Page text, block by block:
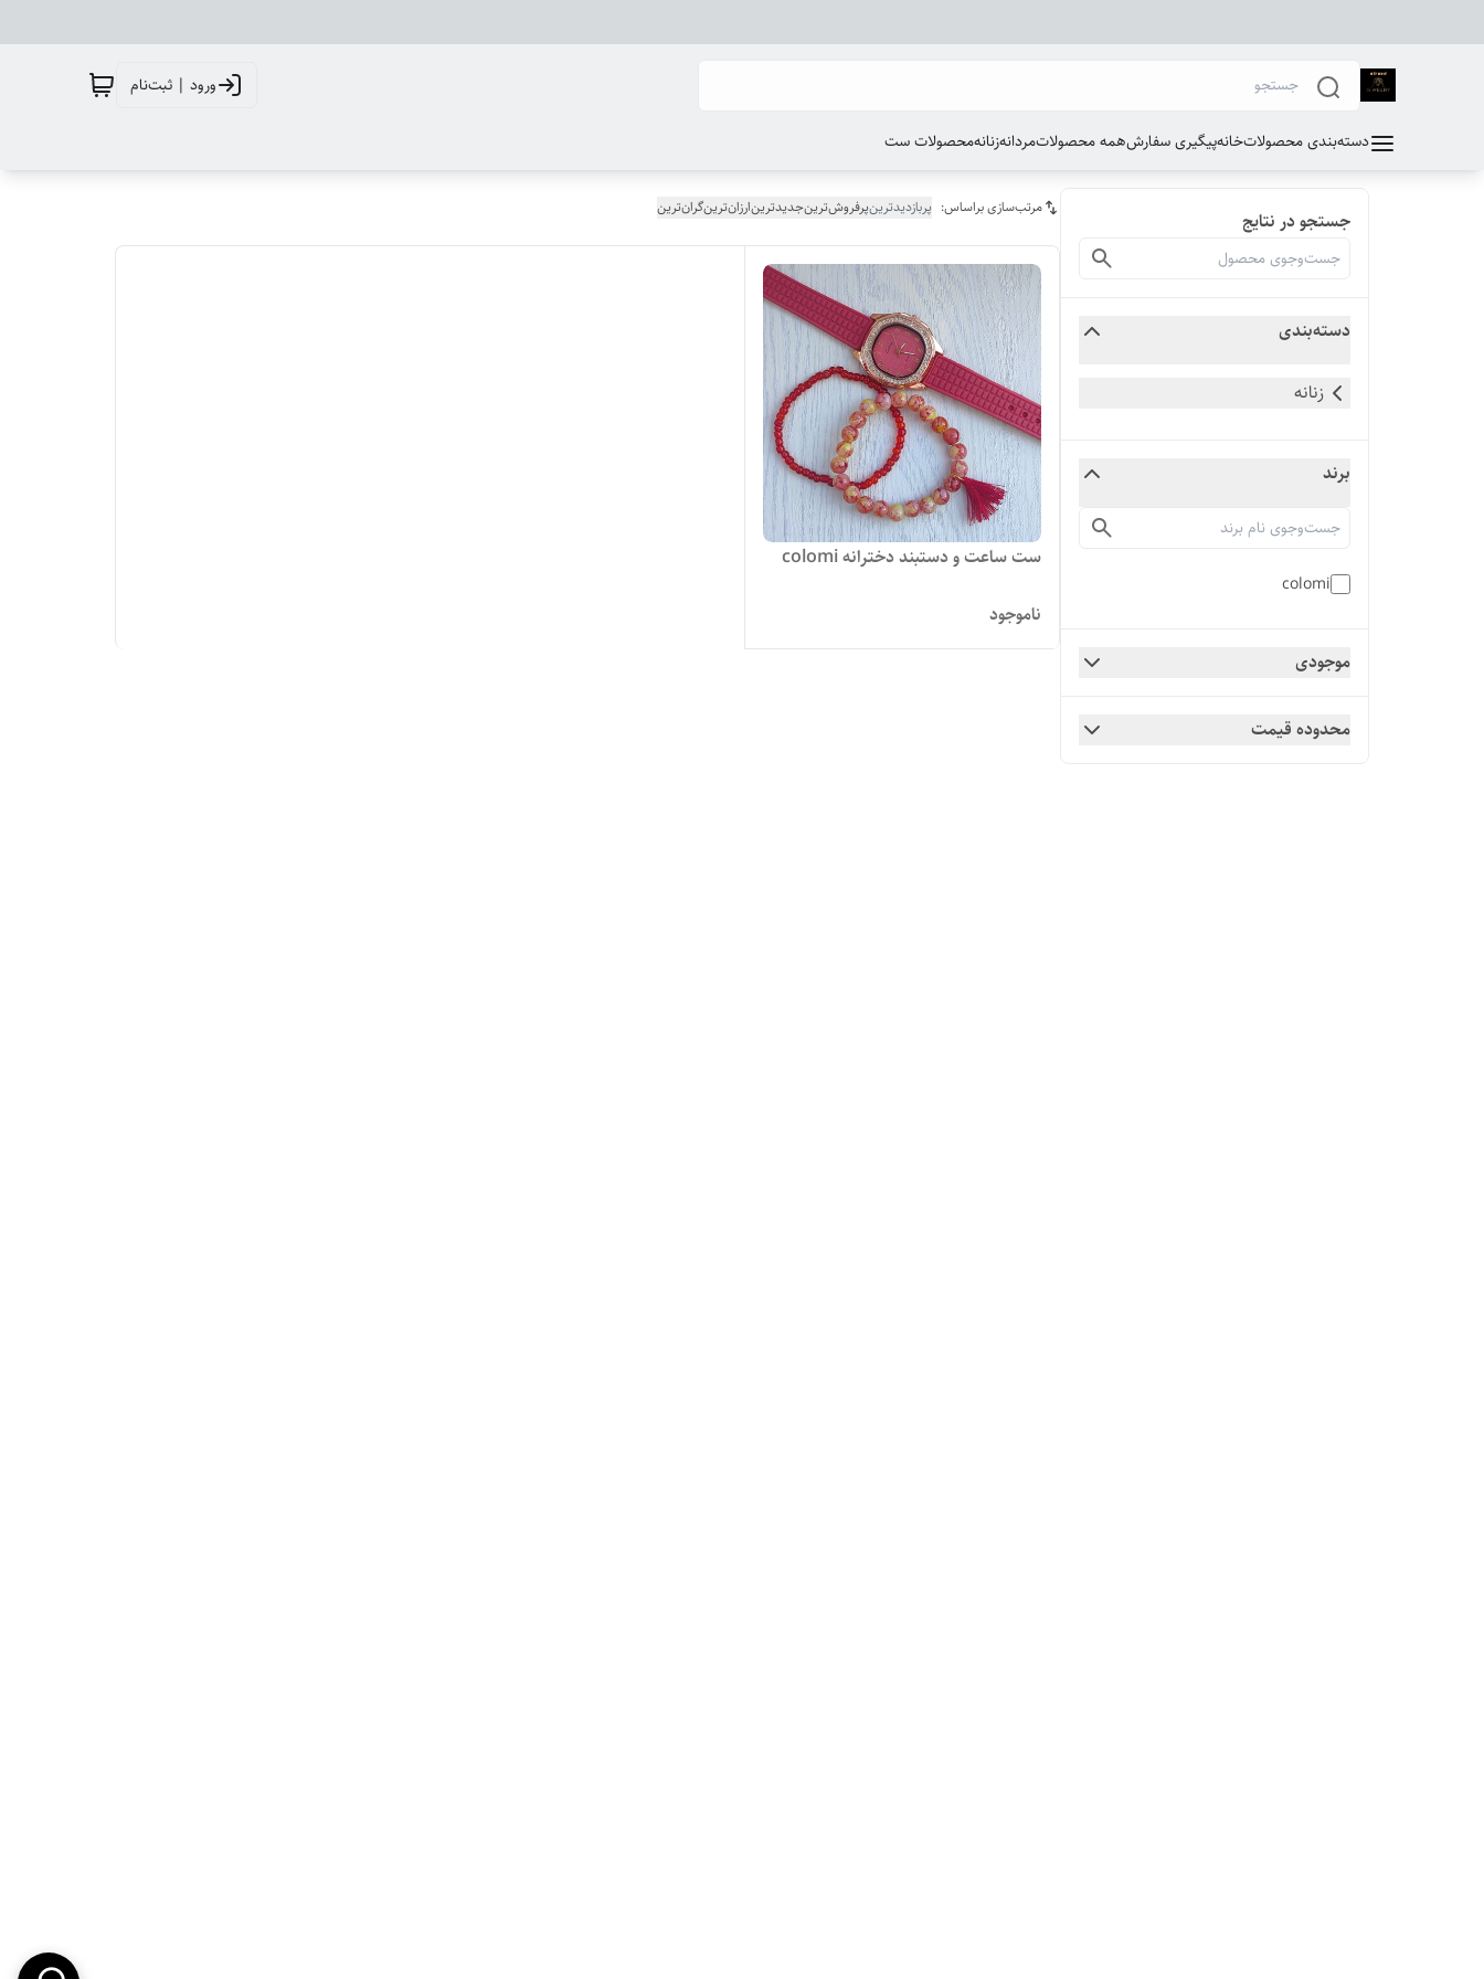
ورود | ثبت‌نام
دسته‌بندی محصولاتخانهپیگیری سفارشهمه محصولاتمردانهزنانهمحصولات ست
جستجو در نتایج
دسته‌بندی
زنانه
برند
colomi
موجودی
محدوده قیمت
مرتب‌سازی براساس: پربازدیدترینپرفروش‌ترینجدیدترینارزان‌ترینگران‌ترین
ست ساعت و دستبند دخترانه colomi
ناموجود